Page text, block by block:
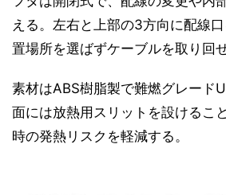
える。左右と上部の3方向に配線
置場所を選ばずケーブルを取り回せ
素材はABS樹脂製で難燃グレード
面には放熱用スリットを設けるこ
時の発熱リスクを軽減する。